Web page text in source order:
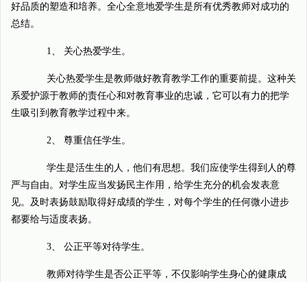
好品质的塑造和培养。全心全意地爱学生是所有优秀教师对成功的
总结。
1、 关心热爱学生。
关心热爱学生是教师做好教育教学工作的重要前提。这种关
系爱护源于教师的责任心和对教育事业的忠诚，它可以有力的把学
生吸引到教育教学过程中来。
2、 尊重信任学生。
学生是活生生的人，他们有思想。我们应使学生得到人的尊
严与自由。对学生应当发扬民主作用，给学生充分的机会发表意
见。及时表扬鼓励取得好成绩的学生，对每个学生的任何微小进步
都要给与适度表扬。
3、 公正平等对待学生。
教师对待学生是否公正平等，不仅影响学生身心的健康成